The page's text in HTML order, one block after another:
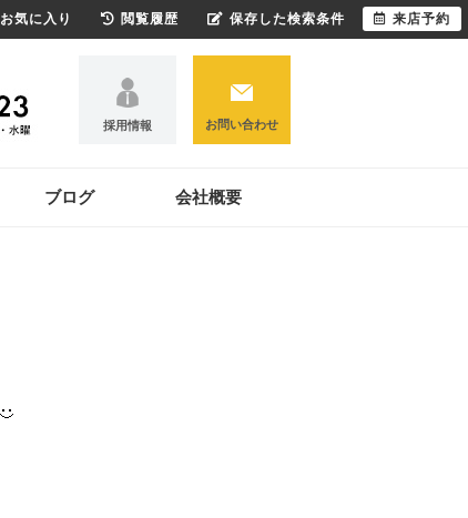
採用情報 お問い合わせ
ブログ 会社概要
お気に入り 閲覧履歴 保存した検索条件 来店予約